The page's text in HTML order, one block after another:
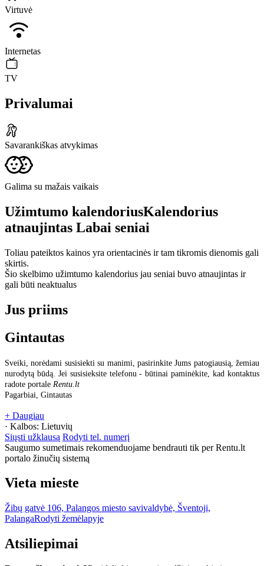
Virtuvė
Internetas
TV
Privalumai
Savarankiškas atvykimas
Galima su mažais vaikais
Užimtumo kalendoriusKalendorius
atnaujintas Labai seniai
Toliau pateiktos kainos yra orientacinės ir tam tikromis dienomis gali
skirtis.
Šio skelbimo užimtumo kalendorius jau seniai buvo atnaujintas ir
gali būti neaktualus
Jus priims
Gintautas
Sveiki, norėdami susisiekti su manimi, pasirinkite Jums patogiausią, žemiau
nurodytą būdą. Jei susisieksite telefonu - būtinai paminėkite, kad kontaktus
radote portale Rentu.lt
Pagarbiai, Gintautas
+ Daugiau
· Kalbos: Lietuvių
Siųsti užklausą Rodyti tel. numerį
Saugumo sumetimais rekomenduojame bendrauti tik per Rentu.lt
portalo žinučių sistemą
Vieta mieste
Žibų gatvė 106, Palangos miesto savivaldybė, Šventoji,
PalangaRodyti žemėlapyje
Atsiliepimai